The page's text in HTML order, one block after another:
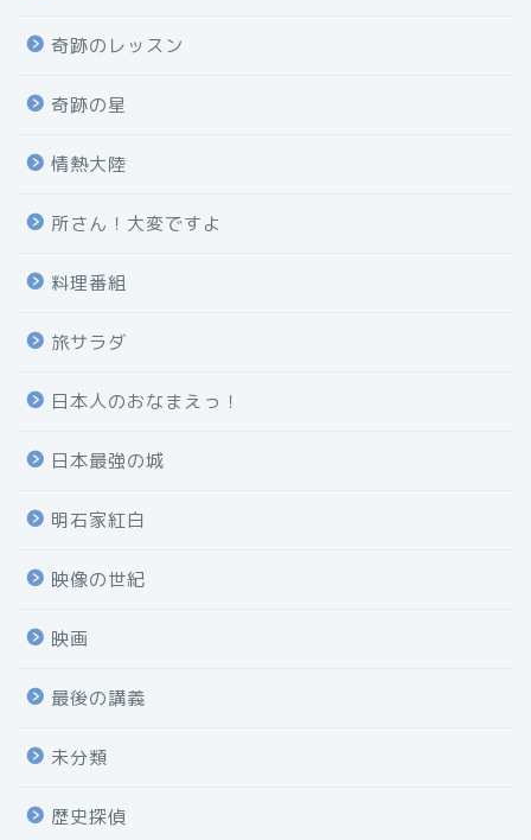
奇跡のレッスン
奇跡の星
情熱大陸
所さん！大変ですよ
料理番組
旅サラダ
日本人のおなまえっ！
日本最強の城
明石家紅白
映像の世紀
映画
最後の講義
未分類
歴史探偵